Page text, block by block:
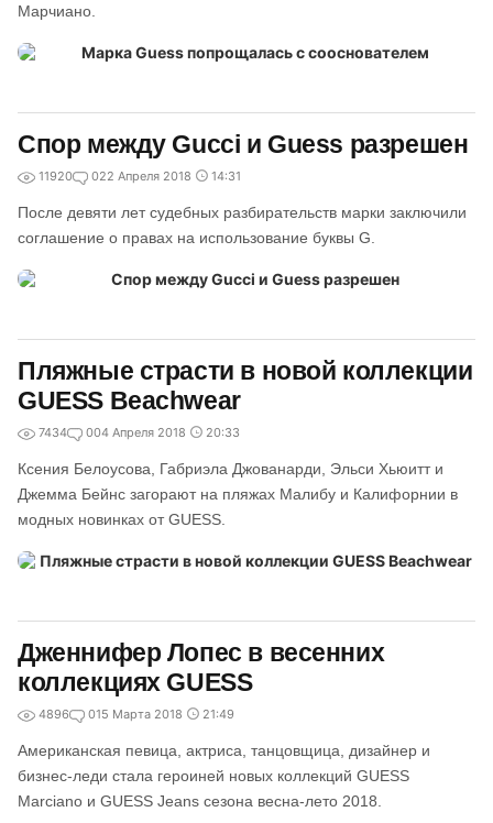
Марчиано.
Спор между Gucci и Guess разрешен
11920 022 Апреля 2018 14:31
После девяти лет судебных разбирательств марки заключили
соглашение о правах на использование буквы G.
Пляжные страсти в новой коллекции
GUESS Beachwear
7434 004 Апреля 2018 20:33
Ксения Белоусова, Габриэла Джованарди, Эльси Хьюитт и
Джемма Бейнс загорают на пляжах Малибу и Калифорнии в
модных новинках от GUESS.
Дженнифер Лопес в весенних
коллекциях GUESS
4896 015 Марта 2018 21:49
Американская певица, актриса, танцовщица, дизайнер и
бизнес-леди стала героиней новых коллекций GUESS
Marciano и GUESS Jeans сезона весна-лето 2018.